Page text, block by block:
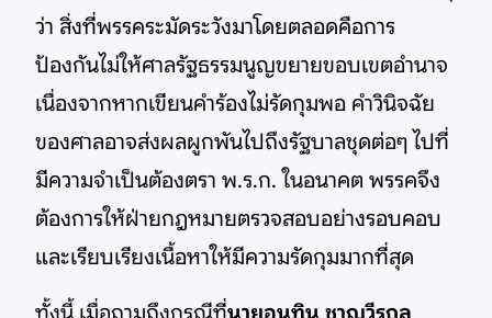
ว่า สิ่งที่พรรคระมัดระวังมาโดยตลอดคือการ
ป้องกันไม่ให้ศาลรัฐธรรมนูญขยายขอบเขตอำนาจ
เนื่องจากหากเขียนคำร้องไม่รัดกุมพอ คำวินิจฉัย
ของศาลอาจส่งผลผูกพันไปถึงรัฐบาลชุดต่อๆ ไปที่
มีความจำเป็นต้องตรา พ.ร.ก. ในอนาคต พรรคจึง
ต้องการให้ฝ่ายกฎหมายตรวจสอบอย่างรอบคอบ
และเรียบเรียงเนื้อหาให้มีความรัดกุมมากที่สุด